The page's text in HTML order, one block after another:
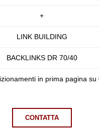
+
LINK BUILDING
BACKLINKS DR 70/40
in prima pagina su
CONTATTA